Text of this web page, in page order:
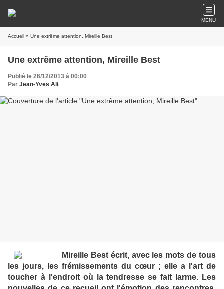
MENU
Accueil » Une extrême attention, Mireille Best
Une extrême attention, Mireille Best
Publié le 26/12/2013 à 00:00
Par Jean-Yves Alt
Mireille Best écrit, avec les mots de tous
les jours, les frémissements du cœur ; elle a l'art de
toucher à l'endroit où la tendresse se fait larme. Les